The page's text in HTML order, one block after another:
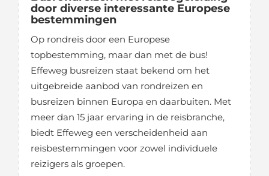
door diverse interessante Europese
bestemmingen
Op rondreis door een Europese
topbestemming, maar dan met de bus!
Effeweg busreizen staat bekend om het
uitgebreide aanbod van rondreizen en
busreizen binnen Europa en daarbuiten. Met
meer dan 15 jaar ervaring in de reisbranche,
biedt Effeweg een verscheidenheid aan
reisbestemmingen voor zowel individuele
reizigers als groepen.